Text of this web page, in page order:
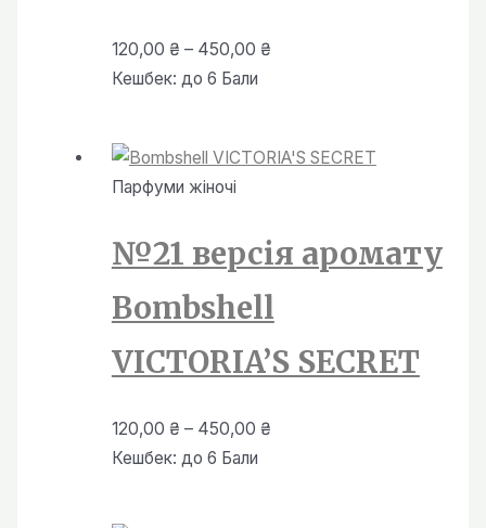
120,00 ₴ – 450,00 ₴Діапазон
до
Кешбек: до 6 Бали
Парфуми жiночi
№21 версія аромату
Bombshell
VICTORIA’S SECRET
120,00 ₴ – 450,00 ₴Діапазон
Кешбек: до 6 Бали